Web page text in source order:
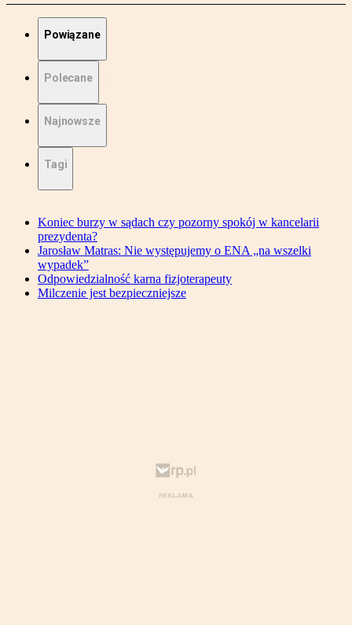
Powiązane
Polecane
Najnowsze
Tagi
Koniec burzy w sądach czy pozorny spokój w kancelarii
prezydenta?
Jarosław Matras: Nie występujemy o ENA „na wszelki
wypadek”
Odpowiedzialność karna fizjoterapeuty
Milczenie jest bezpieczniejsze